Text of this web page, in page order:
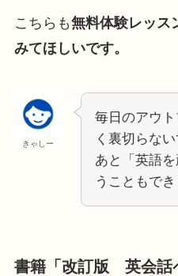
こちらも無料体験レッス
みてほしいです。
きゃしー
毎日のアウ
く裏切らない
あと「英語
うこともで
書籍「改訂版 英会話